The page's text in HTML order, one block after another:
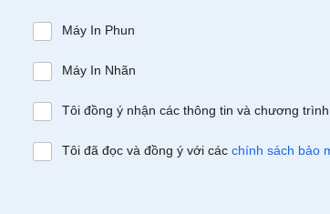
Máy In Phun
Máy In Nhãn
Tôi đồng ý nhận các thông tin và chương
Tôi đã đọc và đồng ý với các chính sách bảo